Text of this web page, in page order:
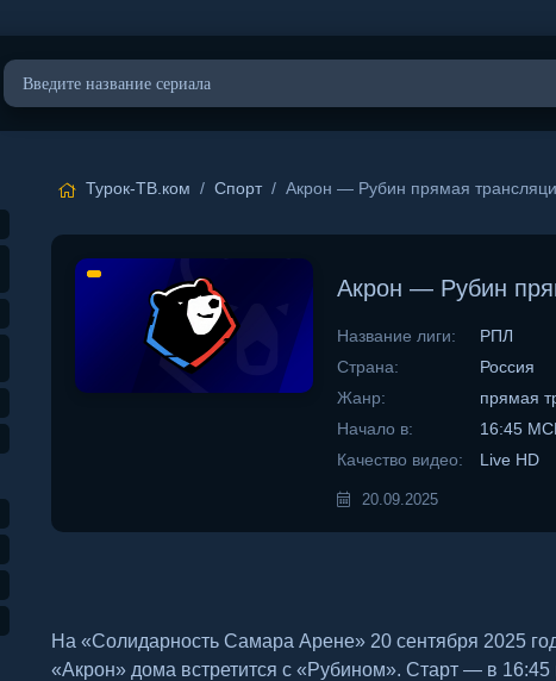
Турок-ТВ.ком / Спорт/ Акрон — Рубин прямая
Акрон — Рубин
Название лиги:
РПЛ
Страна:
Россия
Жанр:
прямая
Начало в:
16:45
Качество видео:
Live HD
20.09.2025
На «Солидарность Самара Арене» 20 сентября 2025
«Акрон» дома встретится с «Рубином». Старт — в 16:45